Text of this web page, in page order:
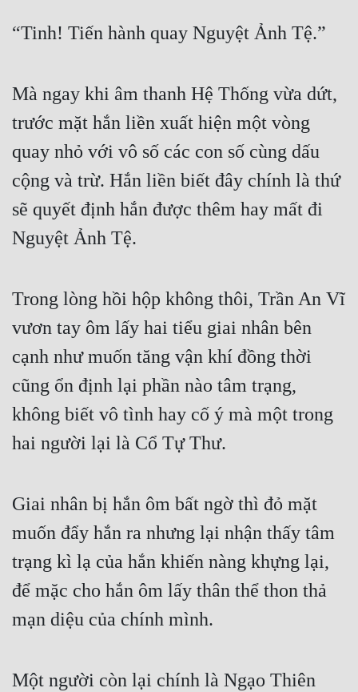
Dã Sử
Dị Năng
Gia Đấu
Góc Nhìn Nam
Góc Nhìn Nữ
Huyền Ảo
Hài Hước
Hệ Thống
Học Đường
Khoa Huyễn
Khoa Huyễn Không Gian
Lịch Sử
“Tinh! Tiến hành quay Nguyệt Ảnh Tệ.”
Mà ngay khi âm thanh Hệ Thống vừa dứt,
trước mặt hắn liền xuất hiện một vòng
quay nhỏ với vô số các con số cùng dấu
cộng và trừ. Hắn liền biết đây chính là thứ
sẽ quyết định hắn được thêm hay mất đi
Nguyệt Ảnh Tệ.
Trong lòng hồi hộp không thôi, Trần An Vĩ
vươn tay ôm lấy hai tiểu giai nhân bên
cạnh như muốn tăng vận khí đồng thời
cũng ổn định lại phần nào tâm trạng,
không biết vô tình hay cố ý mà một trong
hai người lại là Cổ Tự Thư.
Giai nhân bị hắn ôm bất ngờ thì đỏ mặt
muốn đẩy hắn ra nhưng lại nhận thấy tâm
trạng kì lạ của hắn khiến nàng khựng lại,
để mặc cho hắn ôm lấy thân thể thon thả
mạn diệu của chính mình.
Một người còn lại chính là Ngạo Thiên